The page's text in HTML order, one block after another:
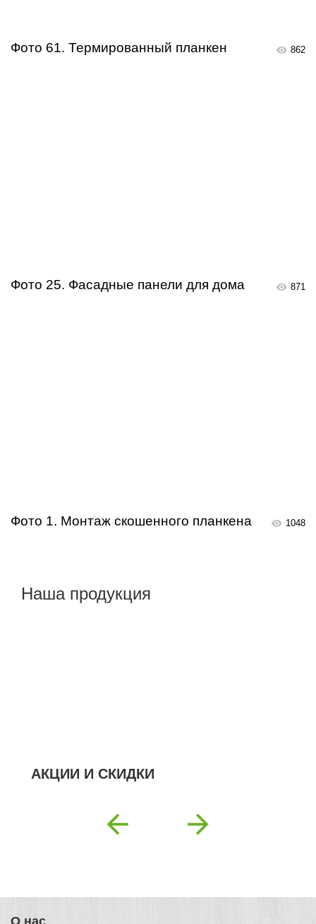
862
Фото 61. Термированный планкен
871
Фото 25. Фасадные панели для дома
1048
Фото 1. Монтаж скошенного планкена
Наша продукция
АКЦИИ И СКИДКИ
О нас